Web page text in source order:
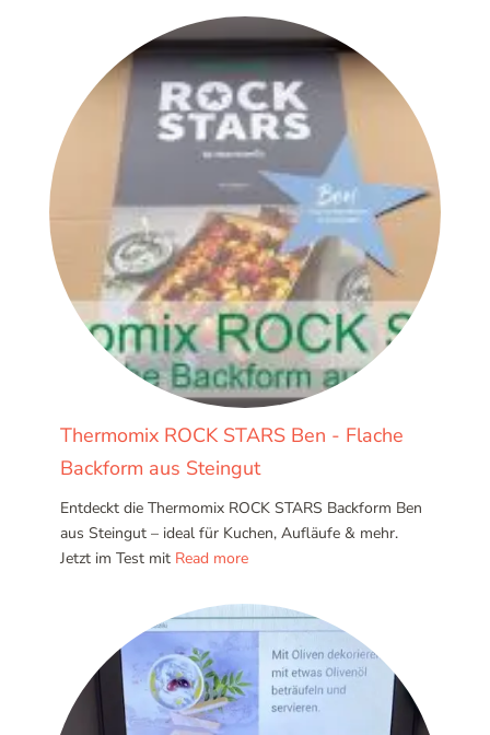
Thermomix ROCK STARS Ben - Flache
Backform aus Steingut
Entdeckt die Thermomix ROCK STARS Backform Ben
aus Steingut – ideal für Kuchen, Aufläufe & mehr.
Jetzt im Test mit Read more